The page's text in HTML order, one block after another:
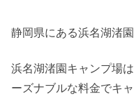
静岡県にある浜名湖渚
浜名湖渚園キャンプ場
ーズナブルな料金でキ